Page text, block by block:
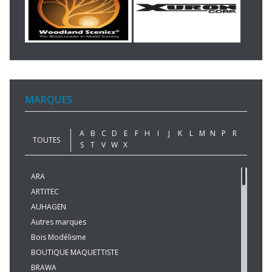
MARQUES
TOUTES
A B C D E F H I J K L M N P
R
S
T V W X
ARA
ARTITEC
AUHAGEN
Autres marques
Bois Modélisme
BOUTIQUE MAQUETTISTE
BRAWA